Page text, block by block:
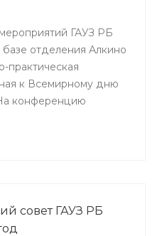
ГАУЗ РБ
отделения Алкино
практическая
к Всемирному дню
конференцию
гости.
совет ГАУЗ РБ